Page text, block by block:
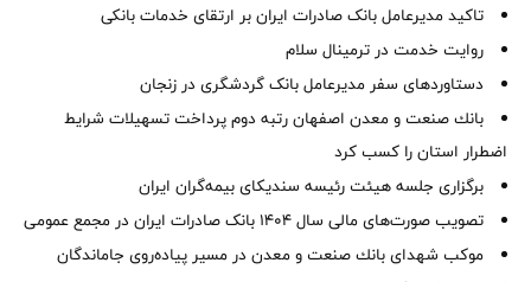
تاکید مدیرعامل بانک صادرات ایران بر ارتقای خدمات بانکی
روایت خدمت در ترمینال سلام
دستاوردهای سفر مدیرعامل بانک گردشگری در زنجان
بانك صنعت و معدن اصفهان رتبه دوم پرداخت تسهیلات شرایط
اضطرار استان را كسب كرد
برگزاری جلسه هیئت رئیسه سندیکای بیمه‌گران ایران
تصویب صورت‌های مالی سال ۱۴۰۴ بانک صادرات ایران در مجمع عمومی
موكب شهدای بانك صنعت و معدن در مسیر پیاده‌روی جاماندگان